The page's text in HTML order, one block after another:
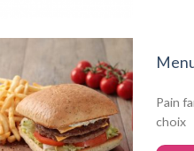
Pain
choix